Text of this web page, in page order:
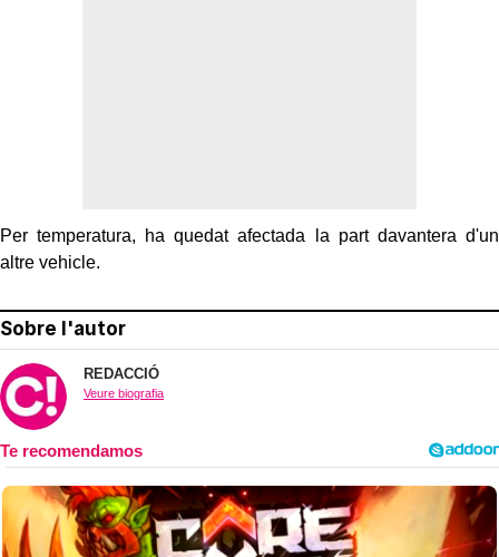
Per temperatura, ha quedat afectada la part davantera d'un
altre vehicle.
Sobre l'autor
REDACCIÓ
Veure biografia